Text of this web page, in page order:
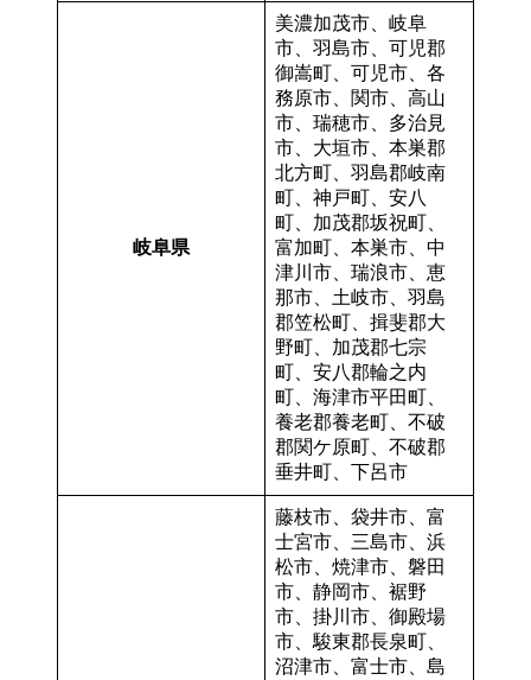
岐阜県
美濃加茂市、岐阜
市、羽島市、可児郡
御嵩町、可児市、各
務原市、関市、高山
市、瑞穂市、多治見
市、大垣市、本巣郡
北方町、羽島郡岐南
町、神戸町、安八
町、加茂郡坂祝町、
富加町、本巣市、中
津川市、瑞浪市、恵
那市、土岐市、羽島
郡笠松町、揖斐郡大
野町、加茂郡七宗
町、安八郡輪之内
町、海津市平田町、
養老郡養老町、不破
郡関ケ原町、不破郡
垂井町、下呂市
藤枝市、袋井市、富
士宮市、三島市、浜
松市、焼津市、磐田
市、静岡市、裾野
市、掛川市、御殿場
市、駿東郡長泉町、
沼津市、富士市、島